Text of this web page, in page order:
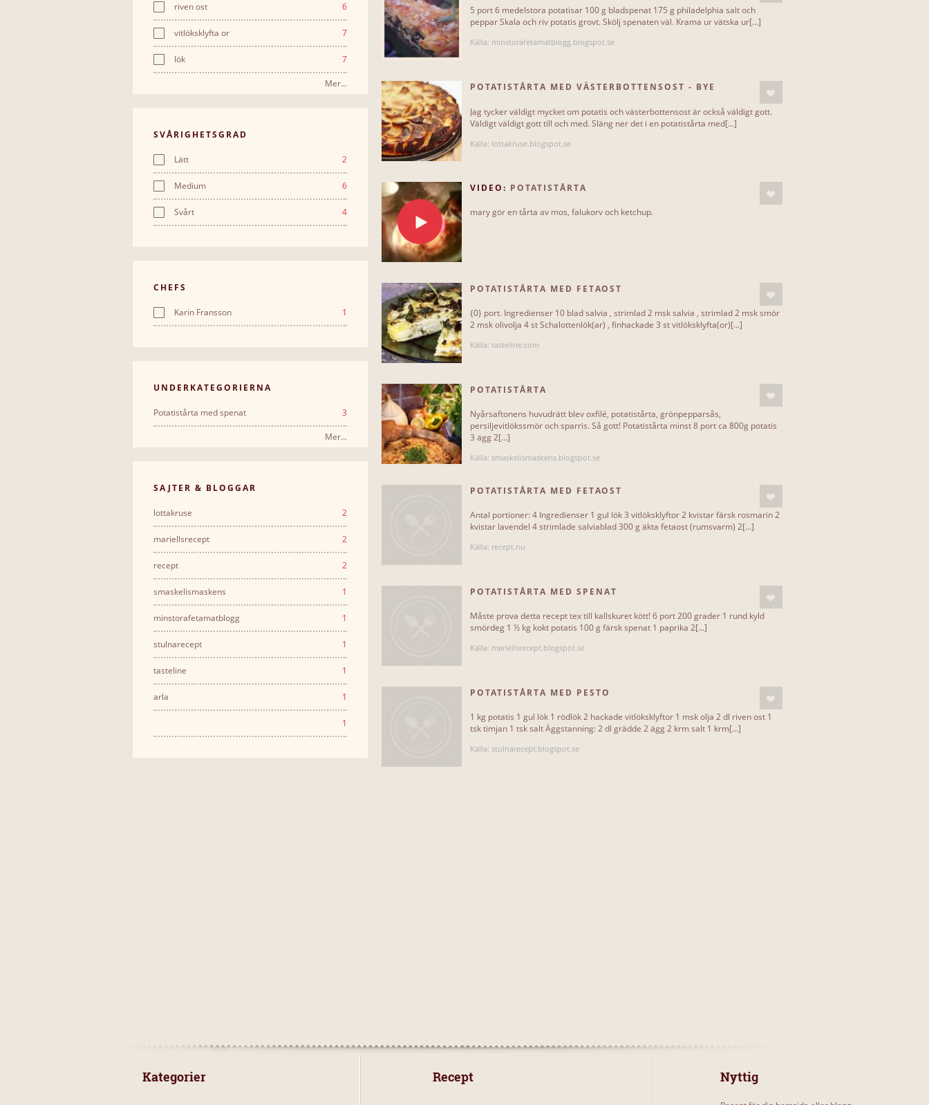
riven ost 6
vitlöksklyfta or 7
lök 7
Mer...
SVÅRIGHETSGRAD
Lätt 2
Medium 6
Svårt 4
CHEFS
Karin Fransson 1
UNDERKATEGORIERNA
Potatistårta med spenat 3
Mer...
SAJTER & BLOGGAR
lottakruse 2
mariellsrecept 2
recept 2
smaskelismaskens 1
minstorafetamatblogg 1
stulnarecept 1
tasteline 1
arla 1
1
5 port 6 medelstora potatisar 100 g bladspenat 175 g philadelphia salt och
peppar Skala och riv potatis grovt. Skölj spenaten väl. Krama ur vätska ur[...]
Källa: minstorafetamatblogg.blogspot.se
POTATISTÅRTA MED VÄSTERBOTTENSOST - BYE
Jag tycker väldigt mycket om potatis och västerbottensost är också väldigt gott.
Väldigt väldigt gott till och med. Släng ner det i en potatistårta med[...]
Källa: lottakruse.blogspot.se
VIDEO: POTATISTÅRTA
mary gör en tårta av mos, falukorv och ketchup.
POTATISTÅRTA MED FETAOST
{0} port. Ingredienser 10 blad salvia , strimlad 2 msk salvia , strimlad 2 msk smör
2 msk olivolja 4 st Schalottenlök(ar) , finhackade 3 st vitlöksklyfta(or)[...]
Källa: tasteline.com
POTATISTÅRTA
Nyårsaftonens huvudrätt blev oxfilé, potatistårta, grönpepparsås,
persiljevitlökssmör och sparris. Så gott! Potatistårta minst 8 port ca 800g potatis
3 ägg 2[...]
Källa: smaskelismaskens.blogspot.se
POTATISTÅRTA MED FETAOST
Antal portioner: 4 Ingredienser 1 gul lök 3 vitlöksklyftor 2 kvistar färsk rosmarin 2
kvistar lavendel 4 strimlade salviablad 300 g äkta fetaost (rumsvarm) 2[...]
Källa: recept.nu
POTATISTÅRTA MED SPENAT
Måste prova detta recept tex till kallskuret kött! 6 port 200 grader 1 rund kyld
smördeg 1 ½ kg kokt potatis 100 g färsk spenat 1 paprika 2[...]
Källa: mariellsrecept.blogspot.se
POTATISTÅRTA MED PESTO
1 kg potatis 1 gul lök 1 rödlök 2 hackade vitlöksklyftor 1 msk olja 2 dl riven ost 1
tsk timjan 1 tsk salt Äggstanning: 2 dl grädde 2 ägg 2 krm salt 1 krm[...]
Källa: stulnarecept.blogspot.se
Kategorier Recept Nyttig